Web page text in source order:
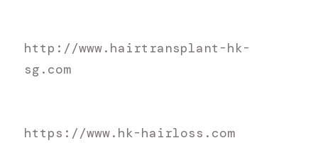
http://www.hairtransplant-hk-
sg.com
https://www.hk-hairloss.com